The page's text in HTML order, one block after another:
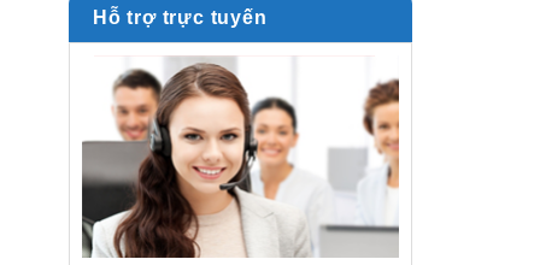
Hỗ trợ trực tuyến